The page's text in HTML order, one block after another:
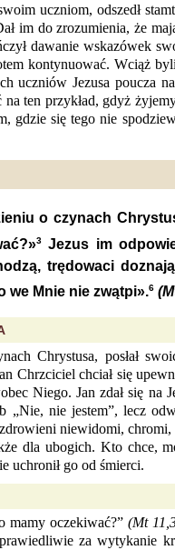
uczniom, odszedł
im do zrozumienia, że
dawanie wskazówek
kontynuować. Wciąż
uczniów Jezusa
na ten przykład, gdyż
gdzie się tego nie
o czynach
3Jezus im
trędowaci
we Mnie nie zwątpi».6
Chrystusa, posłał
Chrzciciel chciał się
Niego. Jan zdał się
„Nie, nie jestem”, lecz
niewidomi, chromi,
dla ubogich. Kto chce,
uchronił go od śmierci.
mamy oczekiwać?” (Mt
za wytykanie